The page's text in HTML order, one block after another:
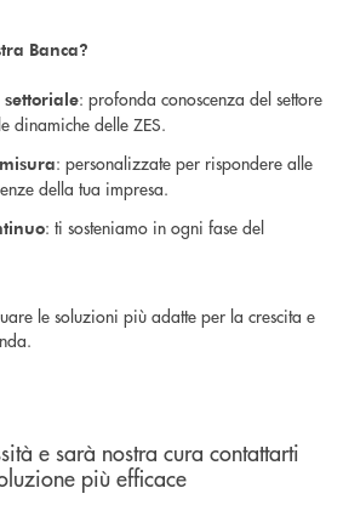
Banca?
: profonda conoscenza del settore
dinamiche delle ZES.
: personalizzate per rispondere alle
della tua impresa.
: ti sosteniamo in ogni fase del
le soluzioni più adatte per la crescita e
e sarà nostra cura contattarti
più efficace